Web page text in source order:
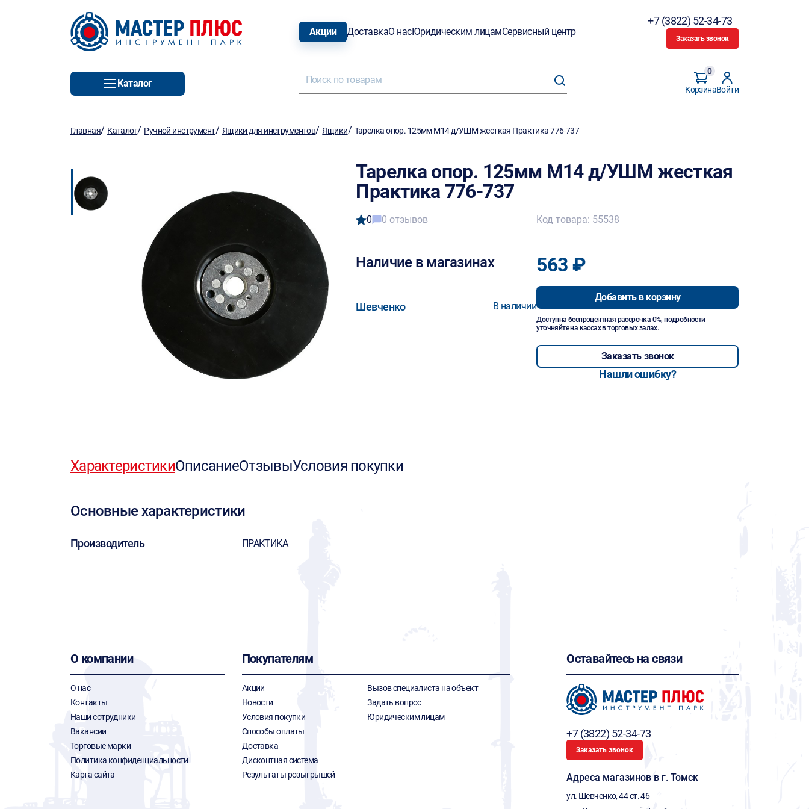
Акции ДоставкаО насЮридическим лицамСервисный центр
+7 (3822) 52-34-73
Заказать звонок
Каталог
Корзина
0
Войти
Главная/ Каталог/ Ручной инструмент/ Ящики для инструментов/Ящики/ Тарелка опор. 125мм М14 д/УШМ жесткая Практика 776-737
Тарелка опор. 125мм М14 д/УШМ жесткая
Практика 776-737
0 0 отзывов
Наличие в магазинах
Шевченко В наличии
Код товара: 55538
563 ₽
Добавить в корзину
Доступна беспроцентная рассрочка 0%, подробности
уточняйте на кассах в торговых залах.
Заказать звонок
Нашли ошибку?
ХарактеристикиОписаниеОтзывыУсловия покупки
Основные характеристики
Производитель ПРАКТИКА
О компании
О нас
Контакты
Наши сотрудники
Вакансии
Торговые марки
Политика конфиденциальности
Карта сайта
Покупателям
Акции
Новости
Условия покупки
Способы оплаты
Доставка
Дисконтная система
Результаты розыгрышей
Вызов специалиста на объект
Задать вопрос
Юридическим лицам
Оставайтесь на связи
+7 (3822) 52-34-73
Заказать звонок
Адреса магазинов в г. Томск
ул. Шевченко, 44 ст. 46